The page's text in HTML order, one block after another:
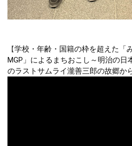
【学校・年齢・国籍の枠を超えた「
MGP」によるまちおこし～明治の日
のラストサムライ瀧善三郎の故郷か